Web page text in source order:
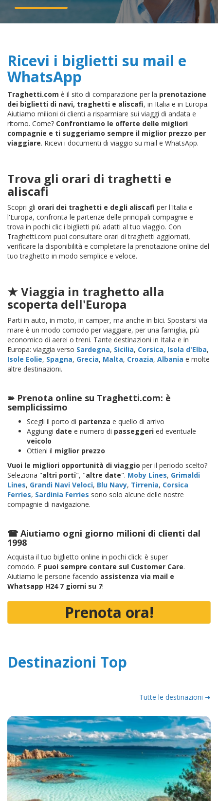
Ricevi i biglietti su mail e
WhatsApp
Traghetti.com è il sito di comparazione per la prenotazione
dei biglietti di navi, traghetti e aliscafi, in Italia e in Europa.
Aiutiamo milioni di clienti a risparmiare sui viaggi di andata e
ritorno. Come? Confrontiamo le offerte delle migliori
compagnie e ti suggeriamo sempre il miglior prezzo per
viaggiare. Ricevi i documenti di viaggio su mail e WhatsApp.
Trova gli orari di traghetti e
aliscafi
Scopri gli orari dei traghetti e degli aliscafi per l'Italia e
l'Europa, confronta le partenze delle principali compagnie e
trova in pochi clic i biglietti più adatti al tuo viaggio. Con
Traghetti.com puoi consultare orari di traghetti aggiornati,
verificare la disponibilità e completare la prenotazione online del
tuo traghetto in modo semplice e veloce.
★ Viaggia in traghetto alla
scoperta dell'Europa
Parti in auto, in moto, in camper, ma anche in bici. Spostarsi via
mare è un modo comodo per viaggiare, per una famiglia, più
economico di aerei o treni. Tante destinazioni in Italia e in
Europa: viaggia verso Sardegna, Sicilia, Corsica, Isola d'Elba,
Isole Eolie, Spagna, Grecia, Malta, Croazia, Albania e molte
altre destinazioni.
➽ Prenota online su Traghetti.com: è
semplicissimo
Scegli il porto di partenza e quello di arrivo
Aggiungi date e numero di passeggeri ed eventuale
veicolo
Ottieni il miglior prezzo
Vuoi le migliori opportunità di viaggio per il periodo scelto?
Seleziona "altri porti", "altre date". Moby Lines, Grimaldi
Lines, Grandi Navi Veloci, Blu Navy, Tirrenia, Corsica
Ferries, Sardinia Ferries sono solo alcune delle nostre
compagnie di navigazione.
☎︎ Aiutiamo ogni giorno milioni di clienti dal
1998
Acquista il tuo biglietto online in pochi click: è super
comodo. E puoi sempre contare sul Customer Care.
Aiutiamo le persone facendo assistenza via mail e
Whatsapp H24 7 giorni su 7!
Prenota ora!
Destinazioni Top
Tutte le destinazioni ➜